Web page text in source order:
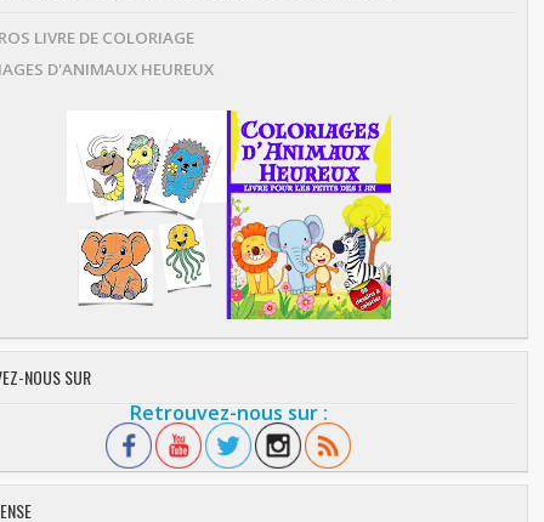
LIVRE DE COLORIAGE
D'ANIMAUX HEUREUX
NOUS SUR
Retrouvez-nous sur :